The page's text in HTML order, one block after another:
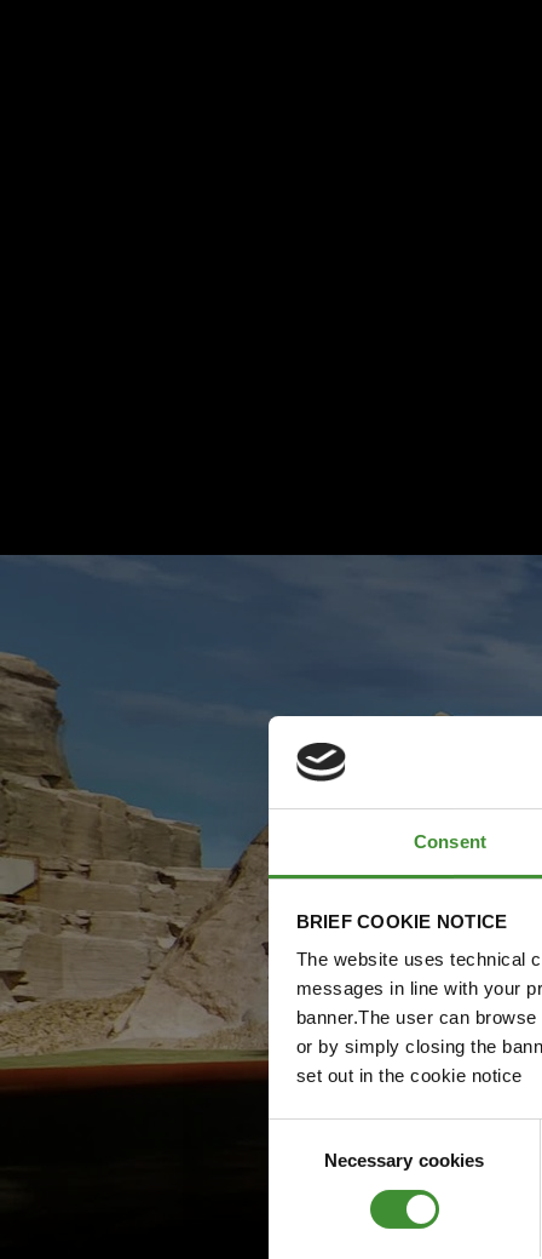
Consent
BRIEF COOKIE NOTICE
The website uses technical
messages in line with your
banner.The user can
or by simply closing the
set out in the cookie notice
SelectionNecessary cookies